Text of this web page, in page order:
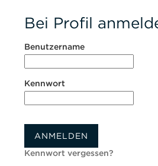
Bei Profil
Benutzername
Kennwort
ANMELDEN
Kennwort vergessen?